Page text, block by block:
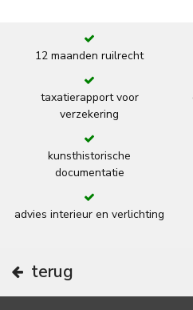
12 maanden ruilrecht
taxatierapport voor
verzekering
kunsthistorische
documentatie
advies interieur en verlichting
terug